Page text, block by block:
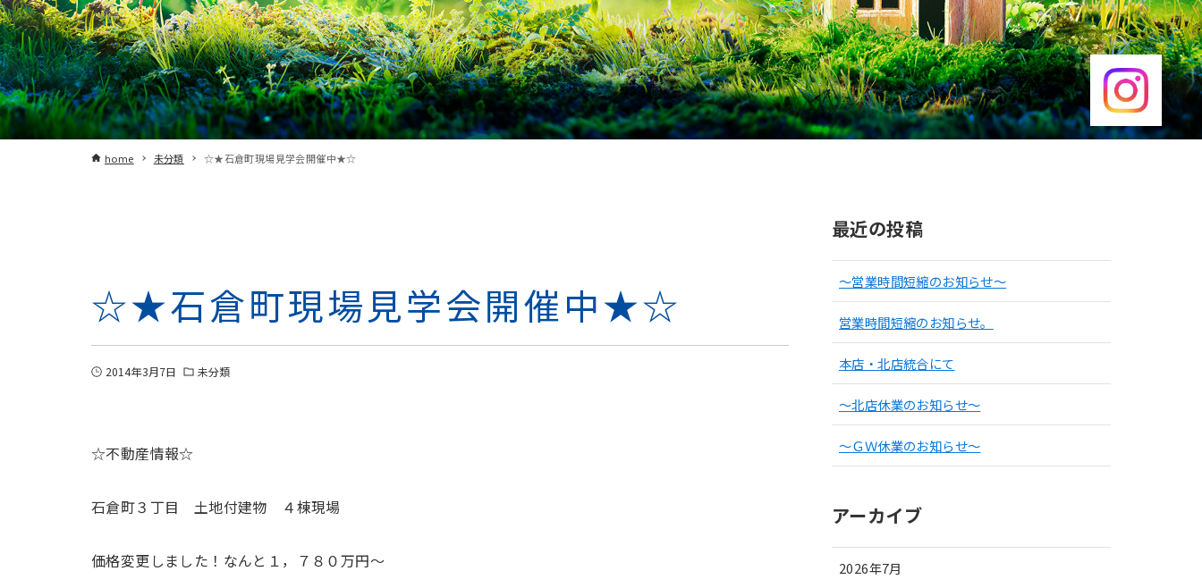
home 未分類 ☆★石倉町現場見学会開催中★☆
☆★石倉町現場見学会開催中★☆
2014年3月7日 未分類
☆不動産情報☆
石倉町３丁目 土地付建物 ４棟現場
価格変更しました！なんと１，７８０万円～
最近の投稿
～営業時間短縮のお知らせ～
営業時間短縮のお知らせ。
本店・北店統合にて
～北店休業のお知らせ～
～ＧＷ休業のお知らせ～
アーカイブ
2026年7月